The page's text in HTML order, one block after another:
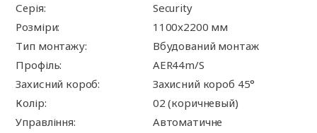
Серія:
Security
Розміри:
1100x2200 мм
Тип монтажу:
Вбудований монтаж
Профіль:
AER44m/S
Захисний короб:
Захисний короб 45°
Колір:
02 (коричневый)
Управління:
Автоматичне